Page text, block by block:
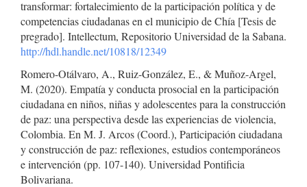
transformar: fortalecimiento de la participación política y de
competencias ciudadanas en el municipio de Chía [Tesis de
pregrado]. Intellectum, Repositorio Universidad de la Sabana.
http://hdl.handle.net/10818/12349
Romero-Otálvaro, A., Ruiz-González, E., & Muñoz-Argel,
M. (2020). Empatía y conducta prosocial en la participación
ciudadana en niños, niñas y adolescentes para la construcción
de paz: una perspectiva desde las experiencias de violencia,
Colombia. En M. J. Arcos (Coord.), Participación ciudadana
y construcción de paz: reflexiones, estudios contemporáneos
e intervención (pp. 107-140). Universidad Pontificia
Bolivariana.